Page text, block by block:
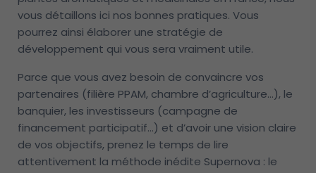
vous détaillons ici nos bonnes pratiques. Vous
pourrez ainsi élaborer une stratégie de
développement qui vous sera vraiment utile.
Parce que vous avez besoin de convaincre vos
partenaires (filière PPAM, chambre d’agriculture…), le
banquier, les investisseurs (campagne de
financement participatif…) et d’avoir une vision claire
de vos objectifs, prenez le temps de lire
attentivement la méthode inédite Supernova : le